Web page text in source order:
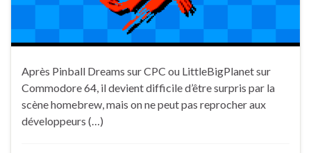
Après Pinball Dreams sur CPC ou LittleBigPlanet sur
Commodore 64, il devient difficile d’être surpris par la
scène homebrew, mais on ne peut pas reprocher aux
développeurs (…)